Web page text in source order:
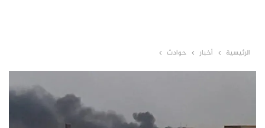
الرئيسية أخبار حوادث